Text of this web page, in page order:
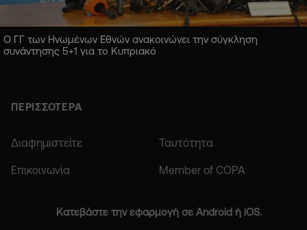
Ο ΓΓ των Ηνωμένων Εθνών ανακοινώνει την σύγκληση
συνάντησης 5+1 για το Κυπριακό
ΠΕΡΙΣΣΟΤΕΡΑ
Διαφημιστείτε Ταυτότητα
Επικοινωνία Member of COPA
Κατεβάστε την εφαρμογή σε Android ή iOS.